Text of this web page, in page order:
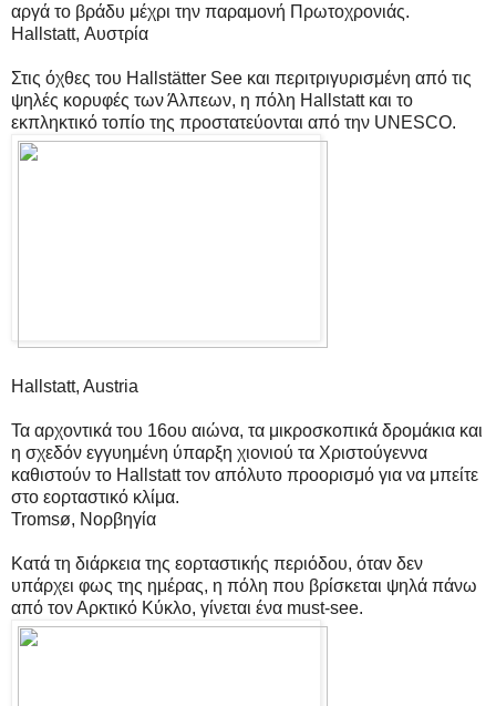
αργά το βράδυ μέχρι την παραμονή Πρωτοχρονιάς.
Hallstatt, Αυστρία
Στις όχθες του Hallstätter See και περιτριγυρισμένη από τις
ψηλές κορυφές των Άλπεων, η πόλη Hallstatt και το
εκπληκτικό τοπίο της προστατεύονται από την UNESCO.
Hallstatt, Austria
Τα αρχοντικά του 16ου αιώνα, τα μικροσκοπικά δρομάκια και
η σχεδόν εγγυημένη ύπαρξη χιονιού τα Χριστούγεννα
καθιστούν το Hallstatt τον απόλυτο προορισμό για να μπείτε
στο εορταστικό κλίμα.
Tromsø, Νορβηγία
Κατά τη διάρκεια της εορταστικής περιόδου, όταν δεν
υπάρχει φως της ημέρας, η πόλη που βρίσκεται ψηλά πάνω
από τον Αρκτικό Κύκλο, γίνεται ένα must-see.